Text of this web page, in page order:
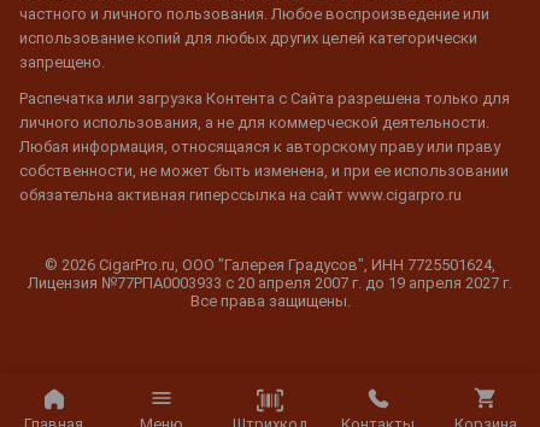
частного и личного пользования. Любое воспроизведение или
использование копий для любых других целей категорически
запрещено.
Распечатка или загрузка Контента с Сайта разрешена только для
личного использования, а не для коммерческой деятельности.
Любая информация, относящаяся к авторскому праву или праву
собственности, не может быть изменена, и при ее использовании
обязательна активная гиперссылка на сайт www.cigarpro.ru
© 2026 CigarPro.ru, ООО "Галерея Градусов", ИНН 7725501624,
Лицензия №77РПА0003933 c 20 апреля 2007 г. до 19 апреля 2027 г.
Все права защищены.